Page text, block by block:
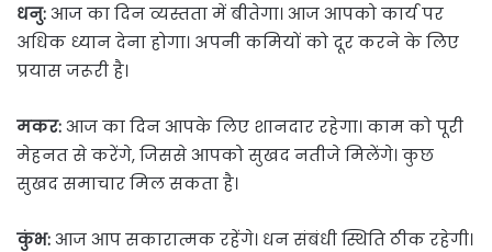
धनु:आज का दिन व्यस्तता में बीतेगा। आज आपको कार्य पर
अधिक ध्यान देना होगा। अपनी कमियों को दूर करने के लिए
प्रयास जरूरी है।
मकर:आज का दिन आपके लिए शानदार रहेगा। काम को पूरी
मेहनत से करेंगे, जिससे आपको सुखद नतीजे मिलेंगे। कुछ
सुखद समाचार मिल सकता है।
कुंभ:आज आप सकारात्मक रहेंगे। धन संबंधी स्थिति ठीक रहेगी।